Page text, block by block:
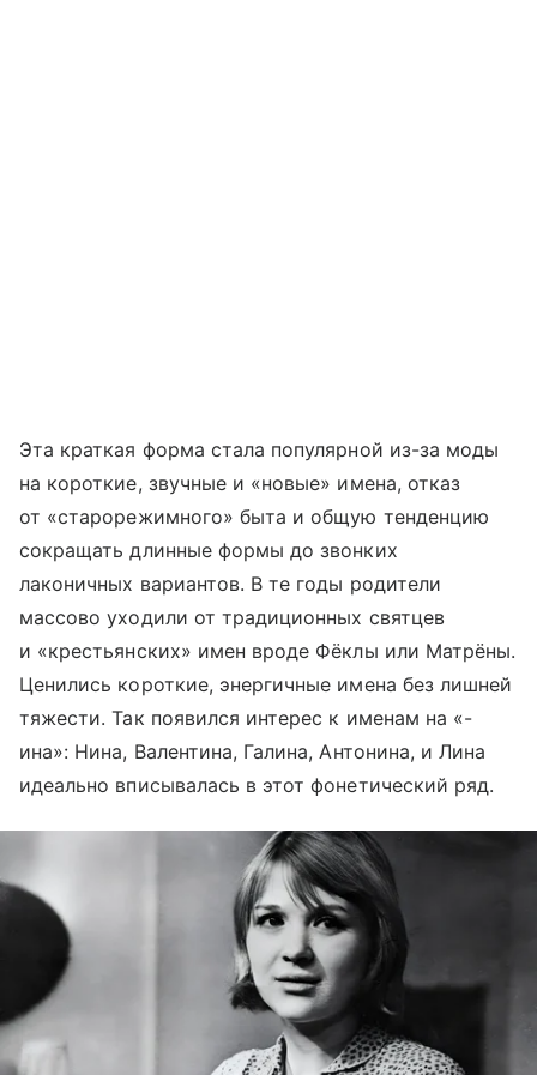
Эта краткая форма стала популярной из-за моды
на короткие, звучные и «новые» имена, отказ
от «старорежимного» быта и общую тенденцию
сокращать длинные формы до звонких
лаконичных вариантов. В те годы родители
массово уходили от традиционных святцев
и «крестьянских» имен вроде Фёклы или Матрёны.
Ценились короткие, энергичные имена без лишней
тяжести. Так появился интерес к именам на «-
ина»: Нина, Валентина, Галина, Антонина, и Лина
идеально вписывалась в этот фонетический ряд.